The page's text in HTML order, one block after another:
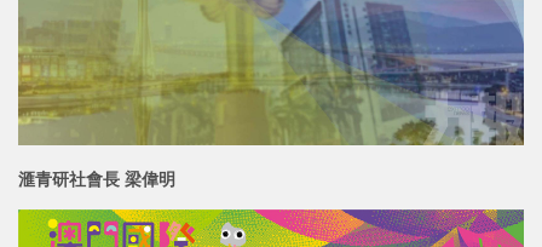
滙青研社會長 梁偉明